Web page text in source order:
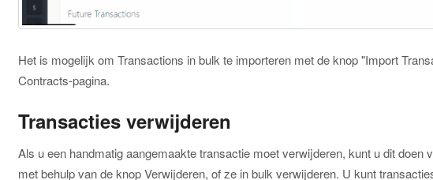
Het is mogelijk om Transactions in bulk te importeren met de knop "Import
Contracts-pagina.
Transacties verwijderen
Als u een handmatig aangemaakte transactie moet verwijderen, kunt u dit doen
met behulp van de knop Verwijderen, of ze in bulk verwijderen. U kunt